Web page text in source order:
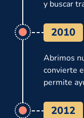
y buscar
2010
Abrimos
convierte
permite
2012